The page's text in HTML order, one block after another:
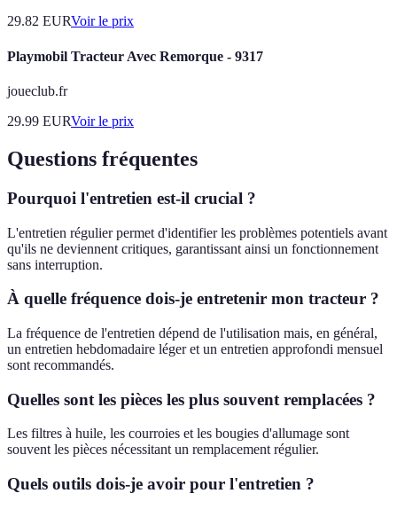
29.82 EURVoir le prix
Playmobil Tracteur Avec Remorque - 9317
joueclub.fr
29.99 EURVoir le prix
Questions fréquentes
Pourquoi l'entretien est-il crucial ?
L'entretien régulier permet d'identifier les problèmes potentiels avant
qu'ils ne deviennent critiques, garantissant ainsi un fonctionnement
sans interruption.
À quelle fréquence dois-je entretenir mon tracteur ?
La fréquence de l'entretien dépend de l'utilisation mais, en général,
un entretien hebdomadaire léger et un entretien approfondi mensuel
sont recommandés.
Quelles sont les pièces les plus souvent remplacées ?
Les filtres à huile, les courroies et les bougies d'allumage sont
souvent les pièces nécessitant un remplacement régulier.
Quels outils dois-je avoir pour l'entretien ?